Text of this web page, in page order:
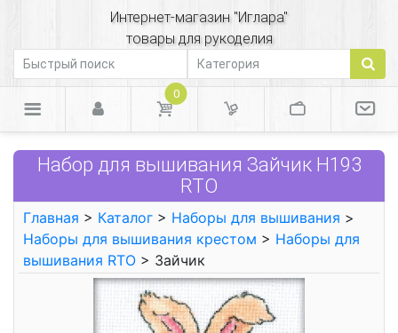
Интернет-магазин "Иглара"
товары для рукоделия
0
Набор для вышивания Зайчик Н193
RTO
Главная > Каталог > Наборы для вышивания >
Наборы для вышивания крестом > Наборы для
вышивания RTO > Зайчик